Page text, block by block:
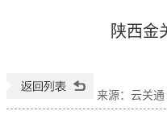
陕西金
来源：云关通